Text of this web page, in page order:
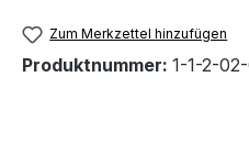
Zum Merkzettel hinzufügen
Produktnummer: 1-1-2-